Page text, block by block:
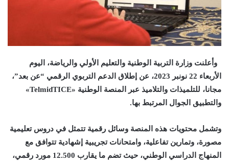
وأعلنت وزارة التربية الوطنية والتعليم الأولي والرياضة، اليوم
الأربعاء 22 نونبر 2023، عن إطلاق الدعم التربوي الرقمي “عن بعد”،
مجانا، للتلميذات والتلاميذ عبر المنصة الوطنية «TelmidTICE»
والتطبيق الجوال المرتبط بها.
وتشمل محتويات هذه المنصة وسائل رقمية تتمثل في دروس تعليمية
مصورة، وتمارين تفاعلية، وامتحانات تجريبية إشهادية تتوافق مع
المنهاج الدراسي الوطني، حيث تضم ما يقارب 12.500 مورد رقمي،